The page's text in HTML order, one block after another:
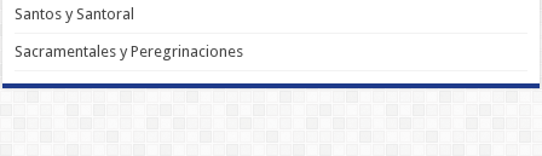
Santos y Santoral
Sacramentales y Peregrinaciones